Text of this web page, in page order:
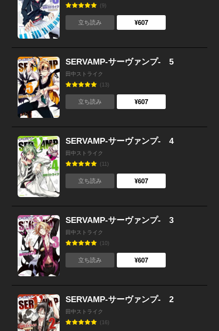
(9)
立ち読み ¥607
SERVAMP-サーヴァンプ- 5
田中ストライク
(13)
立ち読み ¥607
SERVAMP-サーヴァンプ- 4
田中ストライク
(11)
立ち読み ¥607
SERVAMP-サーヴァンプ- 3
田中ストライク
(10)
立ち読み ¥607
SERVAMP-サーヴァンプ- 2
田中ストライク
(16)